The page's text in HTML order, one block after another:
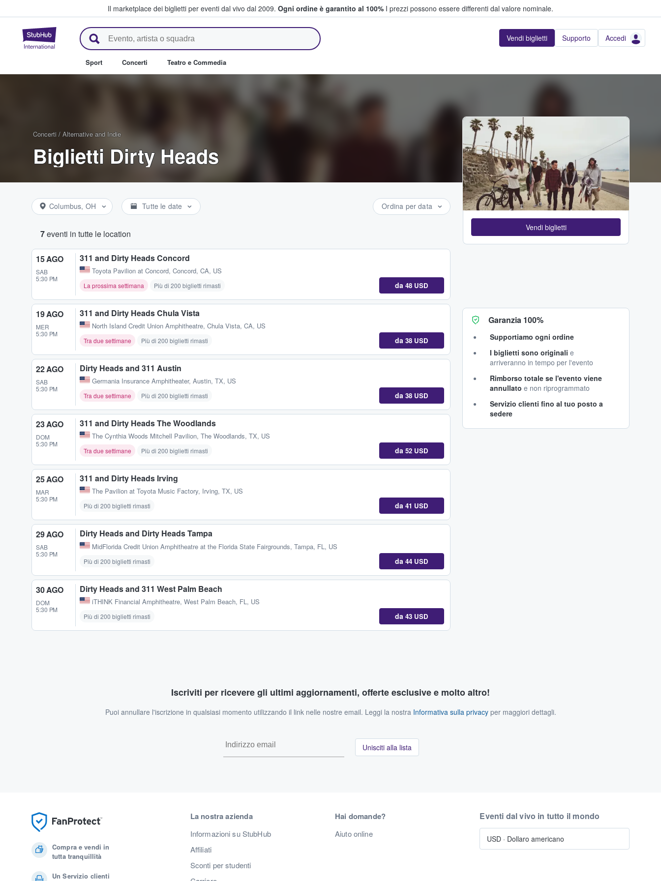
Il marketplace dei biglietti per eventi dal vivo dal 2009. Ogni ordine è garantito al 100% I prezzi possono essere differenti dal valore nominale.
StubHub - Dove i fan comprano e vendono biglietti Vendi biglietti Supporto Accedi
Sport Concerti Teatro e Commedia
Concerti / Alternative and Indie
Biglietti Dirty Heads
Columbus, OH Tutte le date Ordina per data
7eventi in tutte le location
15 AGO
SAB
5:30 PM
311 and Dirty Heads Concord
Toyota Pavilion at Concord, Concord, CA, US
La prossima settimana Più di 200 biglietti rimasti da 48 USD
19 AGO
MER
5:30 PM
311 and Dirty Heads Chula Vista
North Island Credit Union Amphitheatre, Chula Vista, CA, US
Tra due settimane Più di 200 biglietti rimasti da 38 USD
22 AGO
SAB
5:30 PM
Dirty Heads and 311 Austin
Germania Insurance Amphitheater, Austin, TX, US
Tra due settimane Più di 200 biglietti rimasti da 38 USD
23 AGO
DOM
5:30 PM
311 and Dirty Heads The Woodlands
The Cynthia Woods Mitchell Pavilion, The Woodlands, TX, US
Tra due settimane Più di 200 biglietti rimasti da 52 USD
25 AGO
MAR
5:30 PM
311 and Dirty Heads Irving
The Pavilion at Toyota Music Factory, Irving, TX, US
Più di 200 biglietti rimasti da 41 USD
29 AGO
SAB
5:30 PM
Dirty Heads and Dirty Heads Tampa
MidFlorida Credit Union Amphitheatre at the Florida State Fairgrounds, Tampa, FL, US
Più di 200 biglietti rimasti da 44 USD
30 AGO
DOM
5:30 PM
Dirty Heads and 311 West Palm Beach
iTHINK Financial Amphitheatre, West Palm Beach, FL, US
Più di 200 biglietti rimasti da 43 USD
Vendi biglietti
Garanzia 100%
Supportiamo ogni ordine
I biglietti sono originali e
arriveranno in tempo per l'evento
Rimborso totale se l'evento viene
annullato e non riprogrammato
Servizio clienti fino al tuo posto a
sedere
Iscriviti per ricevere gli ultimi aggiornamenti, offerte esclusive e molto altro!
Puoi annullare l'iscrizione in qualsiasi momento utilizzando il link nelle nostre email. Leggi la nostra Informativa sulla privacyper maggiori dettagli.
Unisciti alla lista
Compra e vendi in
tutta tranquillità
Un Servizio clienti
La nostra azienda
Informazioni su StubHub
Affiliati
Sconti per studenti
Hai domande?
Aiuto online
Eventi dal vivo in tutto il mondo
USD · Dollaro americano